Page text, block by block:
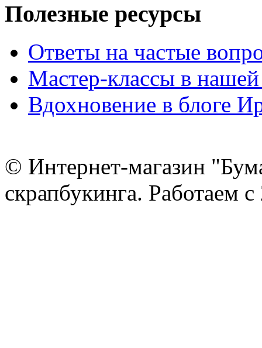
Полезные ресурсы
Ответы на частые
Мастер-классы в нашей
Вдохновение в блоге
© Интернет-магазин
скрапбукинга. Работаем с